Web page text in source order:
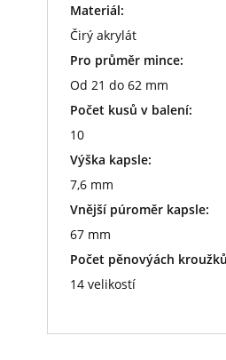
Materiál:
Čirý akrylát
Pro průměr mince:
Od 21 do 62 mm
Počet kusů v balení:
10
Výška kapsle:
7,6 mm
Vnější púroměr kapsle:
67 mm
Počet pěnovýách
14 velikostí